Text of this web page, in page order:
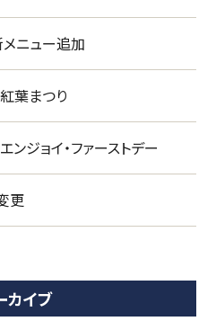
ニュー追加
葉まつり
ジョイ・ファーストデー
更
カイブ